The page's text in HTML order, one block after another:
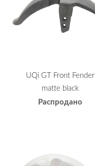
UQi GT Front Fender
matte black
Распродано